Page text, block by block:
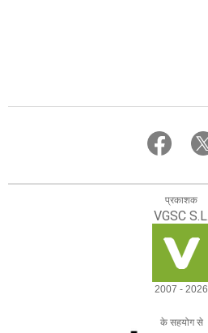
प्रकाशक
VGSC S.L.
2007 - 2026
के सहयोग से